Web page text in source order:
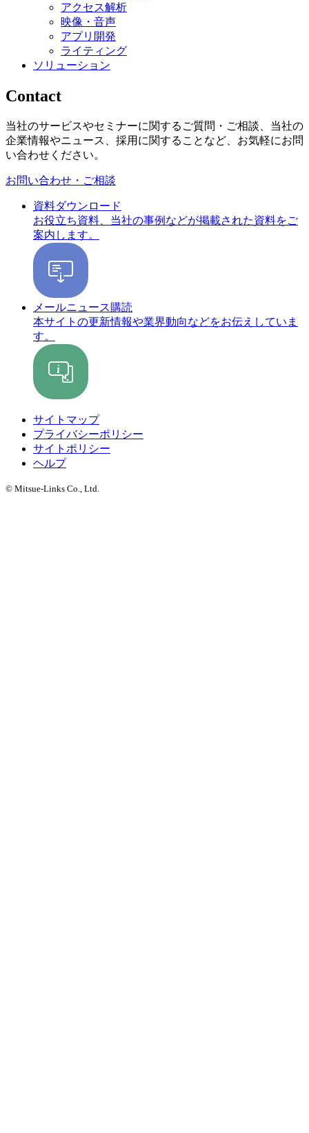
アクセス解析
映像・音声
アプリ開発
ライティング
ソリューション
Contact
当社のサービスやセミナーに関するご質問・ご相談、当社の
企業情報やニュース、採用に関することなど、お気軽にお問
い合わせください。
お問い合わせ・ご相談
資料ダウンロード
お役立ち資料、当社の事例などが掲載された資料をご
案内します。
メールニュース購読
本サイトの更新情報や業界動向などをお伝えしていま
す。
サイトマップ
プライバシーポリシー
サイトポリシー
ヘルプ
© Mitsue-Links Co., Ltd.